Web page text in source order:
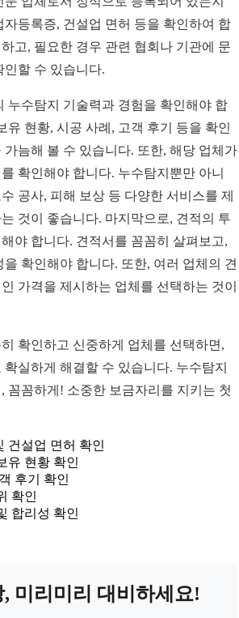
자등록증, 건설업 면허 등을 확인하여 합
고, 필요한 경우 관련 협회나 기관에 문
인할 수 있습니다.
누수탐지 기술력과 경험을 확인해야 합
유 현황, 시공 사례, 고객 후기 등을 확인
늠해 볼 수 있습니다. 또한, 해당 업체가
확인해야 합니다. 누수탐지뿐만 아니
공사, 피해 보상 등 다양한 서비스를 제
것이 좋습니다. 마지막으로, 견적의 투
야 합니다. 견적서를 꼼꼼히 살펴보고,
확인해야 합니다. 또한, 여러 업체의 견
가격을 제시하는 업체를 선택하는 것이
확인하고 신중하게 업체를 선택하면,
실하게 해결할 수 있습니다. 누수탐지
꼼꼼하게! 소중한 보금자리를 지키는 첫
건설업 면허 확인
유 현황 확인
후기 확인
확인
합리성 확인
미리미리 대비하세요!